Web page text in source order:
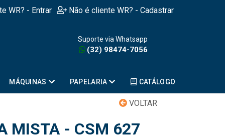
WR? - Entrar Não é cliente WR? - Cadastrar
Suporte via Whatsapp
(32) 98474-7056
MÁQUINAS PAPELARIA CATÁLOGO
VOLTAR
MISTA - CSM 627